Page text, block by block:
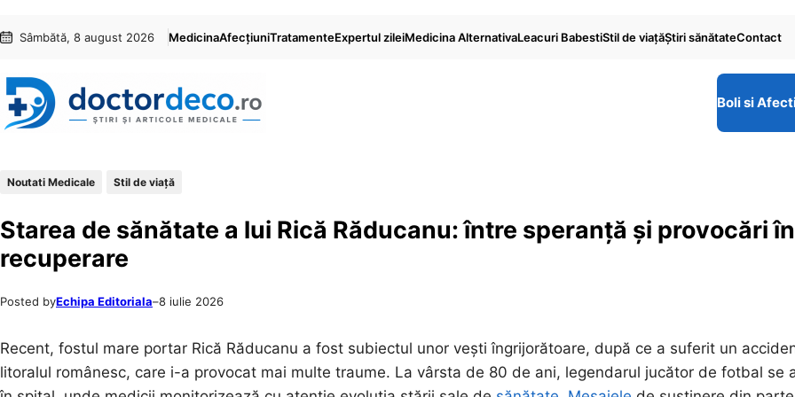
conținut
content
Sâmbătă, 8 august 2026 MedicinaAfecțiuniTratamenteExpertul zileiMedicina AlternativaLeacuri BabestiStil de viaţăŞtiri sănătateContact
Boli si
Noutati Medicale Stil de viaţă
Starea de sănătate a lui Rică Răducanu: între speranță și provocări în
recuperare
Posted byEchipa Editoriala–8 iulie 2026
Recent, fostul mare portar Rică Răducanu a fost subiectul unor vești îngrijorătoare, după ce a suferit un
litoralul românesc, care i-a provocat mai multe traume. La vârsta de 80 de ani, legendarul jucător de fotbal se